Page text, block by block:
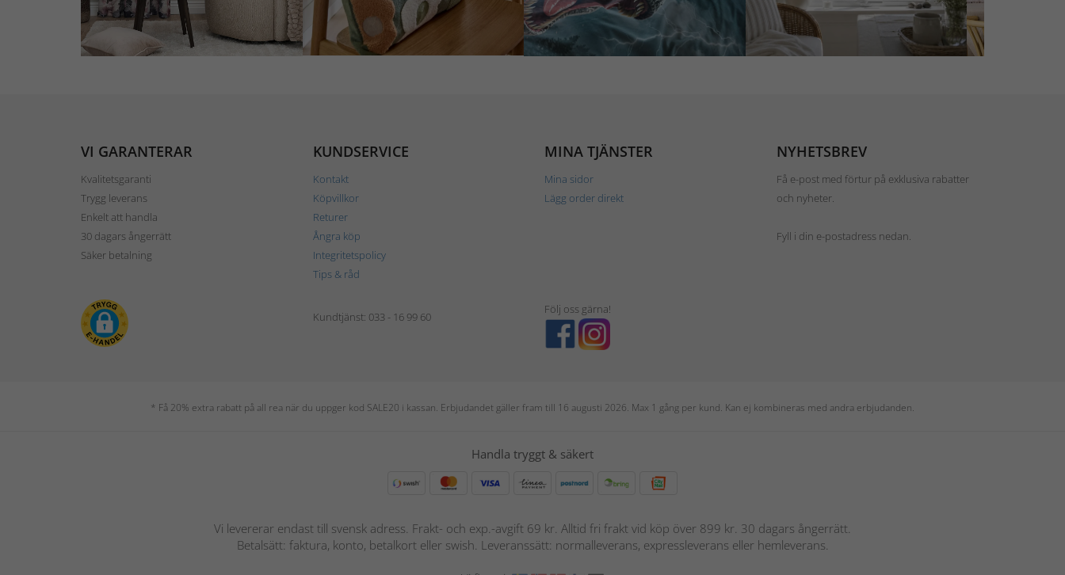
VI GARANTERAR
Kvalitetsgaranti
Trygg leverans
Enkelt att handla
30 dagars ångerrätt
Säker betalning
KUNDSERVICE
Kontakt
Köpvillkor
Returer
Ångra köp
Integritetspolicy
Tips & råd
MINA TJÄNSTER
Mina sidor
Lägg order direkt
NYHETSBREV
Få e-post med förtur på exklusiva rabatter
och nyheter.
Fyll i din e-postadress nedan.
Kundtjänst: 033 - 16 99 60
Följ oss gärna!
* Få 20% extra rabatt på all rea när du uppger kod SALE20 i kassan. Erbjudandet gäller fram till 16 augusti 2026. Max 1 gång per kund. Kan ej kombineras med andra erbjudanden.
Handla tryggt & säkert
Vi levererar endast till svensk adress. Frakt- och exp.-avgift 69 kr. Alltid fri frakt vid köp över 899 kr. 30 dagars ångerrätt.
Betalsätt: faktura, konto, betalkort eller swish. Leveranssätt: normalleverans, expressleverans eller hemleverans.